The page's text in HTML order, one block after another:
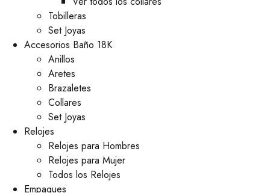
Tobilleras
Set Joyas
Accesorios Baño 18K
Anillos
Aretes
Brazaletes
Collares
Set Joyas
Relojes
Relojes para Hombres
Relojes para Mujer
Todos los Relojes
Empaques